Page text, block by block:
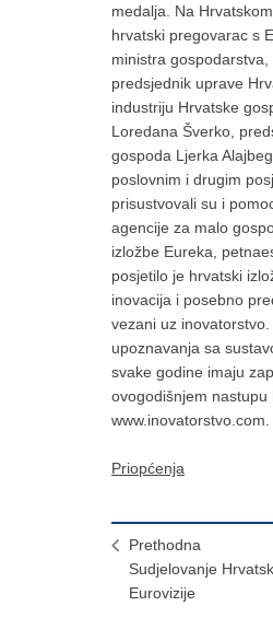
medalja. Na
hrvatski pregovarac s
ministra
predsjednik uprave
industriju Hrvatske
Loredana Šverko,
gospoda Ljerka
poslovnim i drugim
prisustvovali su i
agencije za malo
izložbe Eureka,
posjetilo je hrvatski
inovacija i posebno
vezani uz
upoznavanja sa
svake godine imaju
ovogodišnjem
www.inovatorstvo.com.
Priopćenja
Prethodna
Sudjelovanje
Eurovizije